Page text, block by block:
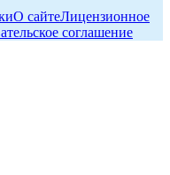
О сайтеЛицензионное
соглашение